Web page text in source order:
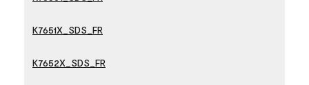
K7651X_SDS_FR
K7652X_SDS_FR